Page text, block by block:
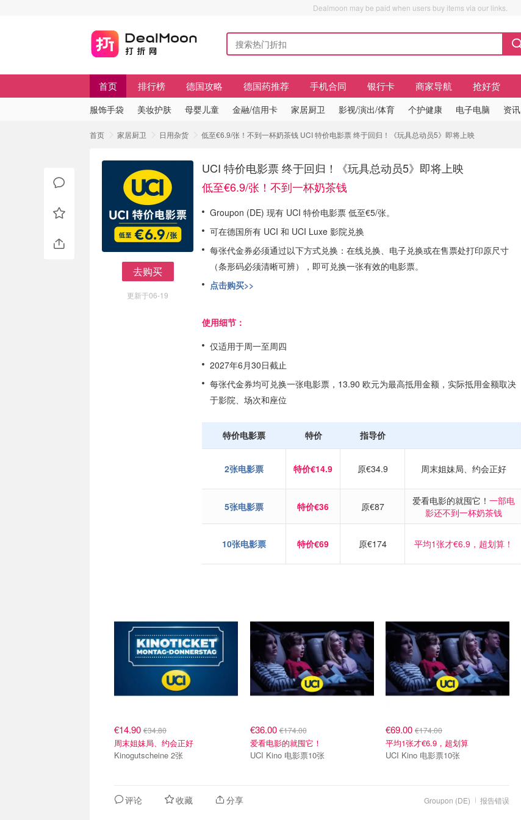
Dealmoon may be paid when users buy items via our links.
首页 排行榜 德国攻略 德国药推荐 手机合同 银行卡 商家导航 抢好货
服饰手袋 美妆护肤 母婴儿童 金融/信用卡 家居厨卫 影视/演出/体育 个护健康 电子电脑 资讯
首页 家居厨卫 日用杂货 低至€6.9/张！不到一杯奶茶钱 UCI 特价电影票 终于回归！《玩具总动员5》即将上映
去购买
更新于06-19
UCI 特价电影票 终于回归！《玩具总动员5》即将上映
低至€6.9/张！不到一杯奶茶钱
Groupon (DE) 现有 UCI 特价电影票 低至€5/张。
可在德国所有 UCI 和 UCI Luxe 影院兑换
每张代金券必须通过以下方式兑换：在线兑换、电子兑换或在售票处打印原尺寸
（条形码必须清晰可辨），即可兑换一张有效的电影票。
点击购买>>
使用细节：
仅适用于周一至周四
2027年6月30日截止
每张代金券均可兑换一张电影票，13.90 欧元为最高抵用金额，实际抵用金额取决
于影院、场次和座位
特价电影票 特价 指导价
2张电影票 特价€14.9 原€34.9 周末姐妹局、约会正好
5张电影票 特价€36 原€87 爱看电影的就囤它！ 一部电
影还不到一杯奶茶钱
10张电影票 特价€69 原€174 平均1张才€6.9，超划算！
€14.90 €34.80
周末姐妹局、约会正好
Kinogutscheine 2张
€36.00€174.00
爱看电影的就囤它！
UCI Kino 电影票10张
€69.00 €174.00
平均1张才€6.9，超划算
UCI Kino 电影票10张
报告错误
Groupon (DE)
评论 收藏 分享